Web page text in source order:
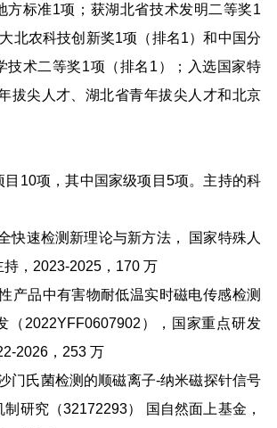
方标准1项；获湖北省技术发明二等奖1
北农科技创新奖1项（排名1）和中国分
技术二等奖1项（排名1）；入选国家特
拔尖人才、湖北省青年拔尖人才和北京
10项，其中国家级项目5项。主持的科
速检测新理论与新方法， 国家特殊人
持，2023-2025，170 万
品中有害物耐低温实时磁电传感检测
（2022YFF0607902），国家重点研发
2026，253 万
氏菌检测的顺磁离子-纳米磁探针信号
研究（32172293） 国自然面上基金，